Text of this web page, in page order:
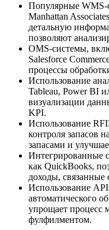
Популярные WMS-
Manhattan
детальную
позволяют
OMS-системы,
Salesforce
процессы
Использование
Tableau, Power BI
визуализации
KPI.
Использование
контроля запасов
запасами и
Интегрированные
как QuickBooks,
доходы,
Использование
автоматического
упрощает процесс
фулфилментом.